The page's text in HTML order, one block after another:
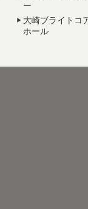
ー
大崎ブライトコ
ホール